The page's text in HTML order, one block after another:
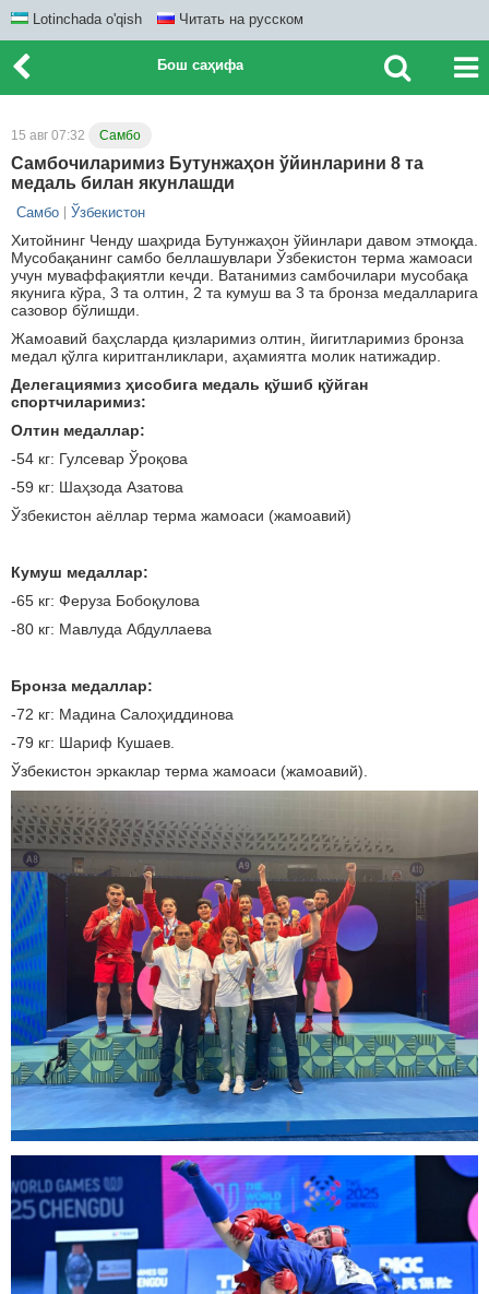
Lotinchada o'qish Читать на русском
Бош саҳифа
15 авг 07:32 Самбо
Самбочиларимиз Бутунжаҳон ўйинларини 8 та
медаль билан якунлашди
Самбо Ўзбекистон
Хитойнинг Ченду шаҳрида Бутунжаҳон ўйинлари давом этмоқда.
Мусобақанинг самбо беллашувлари Ўзбекистон терма жамоаси
учун муваффақиятли кечди. Ватанимиз самбочилари мусобақа
якунига кўра, 3 та олтин, 2 та кумуш ва 3 та бронза медалларига
сазовор бўлишди.
Жамоавий баҳсларда қизларимиз олтин, йигитларимиз бронза
медал қўлга киритганликлари, аҳамиятга молик натижадир.
Делегациямиз ҳисобига медаль қўшиб қўйган
спортчиларимиз:
Олтин медаллар:
-54 кг: Гулсевар Ўроқова
-59 кг: Шаҳзода Азатова
Ўзбекистон аёллар терма жамоаси (жамоавий)
Кумуш медаллар:
-65 кг: Феруза Бобоқулова
-80 кг: Мавлуда Абдуллаева
Бронза медаллар:
-72 кг: Мадина Салоҳиддинова
-79 кг: Шариф Кушаев.
Ўзбекистон эркаклар терма жамоаси (жамоавий).